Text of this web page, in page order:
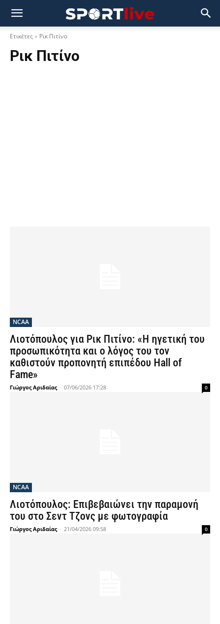
Ετικέτες Ρικ Πιτίνο
Ρικ Πιτίνο
NCAA
Λιοτόπουλος για Ρικ Πιτίνο: «Η ηγετική του
προσωπικότητα και ο λόγος του τον
καθιστούν προπονητή επιπέδου Hall of
Fame»
Γιώργος Αριδαίας - 07/06/2026 17:28 0
NCAA
Λιοτόπουλος: Επιβεβαιώνει την παραμονή
του στο Σεντ Τζονς με φωτογραφία
Γιώργος Αριδαίας - 21/04/2026 09:58 0